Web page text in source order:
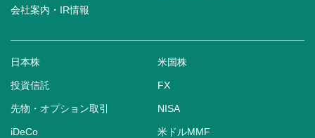
会社案内・IR情報
日本株 米国株
投資信託 FX
先物・オプション取引 NISA
iDeCo 米ドルMMF